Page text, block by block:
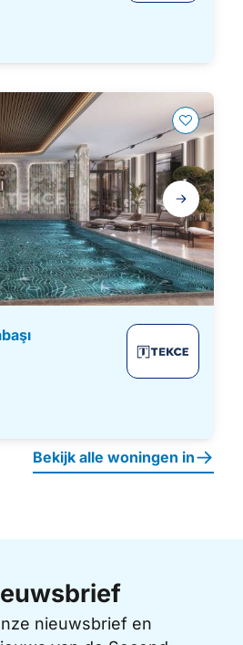
Bekijk alle woningen in
nieuwsbrief en